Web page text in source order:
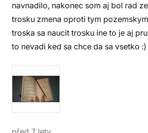
navnadilo, nakonec som aj bol rad
trosku zmena oproti tym
troska sa naucit trosku ine to je aj
to nevadi ked sa chce da sa vsetko :)